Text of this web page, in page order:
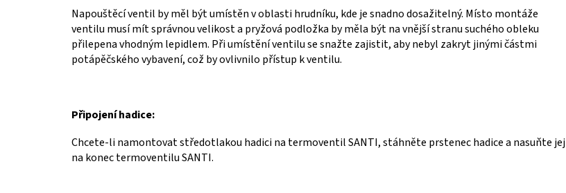
Napouštěcí ventil by měl být umístěn v oblasti hrudníku, kde je snadno dosažitelný. Místo montáže
ventilu musí mít správnou velikost a pryžová podložka by měla být na vnější stranu suchého obleku
přilepena vhodným lepidlem. Při umístění ventilu se snažte zajistit, aby nebyl zakryt jinými částmi
potápěčského vybavení, což by ovlivnilo přístup k ventilu.
Připojení hadice:
Chcete-li namontovat středotlakou hadici na termoventil SANTI, stáhněte prstenec hadice a nasuňte jej
na konec termoventilu SANTI.